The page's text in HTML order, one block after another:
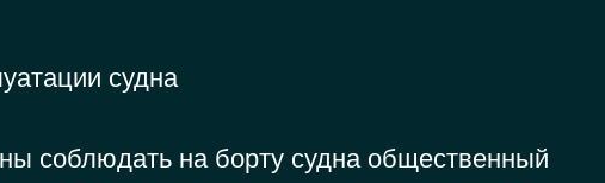
судна
соблюдать на борту судна общественный